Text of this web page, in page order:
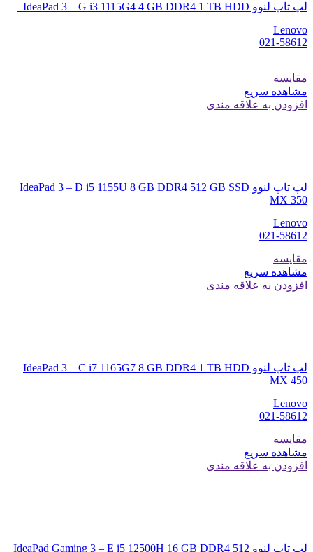
لپ تاپ لنوو IdeaPad 3 – G i3 1115G4 4 GB DDR4 1 TB HDD
Lenovo
021-58612
مقایسه
مشاهده سریع
افزودن به علاقه مندی
لپ تاپ لنوو IdeaPad 3 – D i5 1155U 8 GB DDR4 512 GB SSD
MX 350
Lenovo
021-58612
مقایسه
مشاهده سریع
افزودن به علاقه مندی
لپ تاپ لنوو IdeaPad 3 – C i7 1165G7 8 GB DDR4 1 TB HDD
MX 450
Lenovo
021-58612
مقایسه
مشاهده سریع
افزودن به علاقه مندی
لپ تاپ لنوو IdeaPad Gaming 3 – E i5 12500H 16 GB DDR4 512